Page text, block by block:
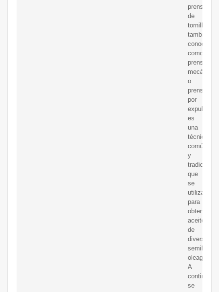
prensa
de
tornillo,
también
conocido
como
prensado
mecánico
o
prensado
por
expulsor,
es
una
técnica
común
y
tradicional
que
se
utiliza
para
obtener
aceite
de
diversas
semillas
A
se